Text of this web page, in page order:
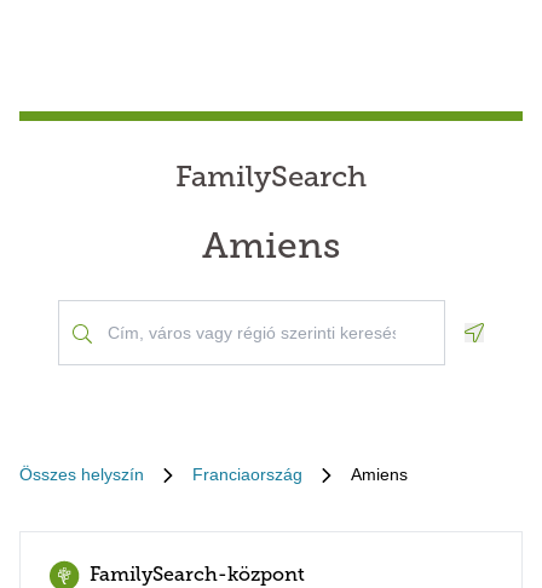
FamilySearch
Amiens
Összes helyszín Franciaország Amiens
FamilySearch-központ